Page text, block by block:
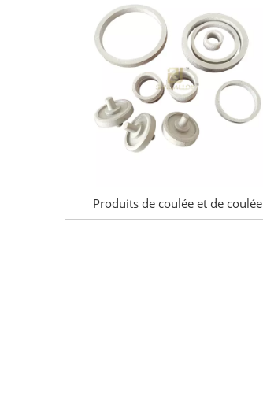
Produits de coulée et de coulée
centrifuge